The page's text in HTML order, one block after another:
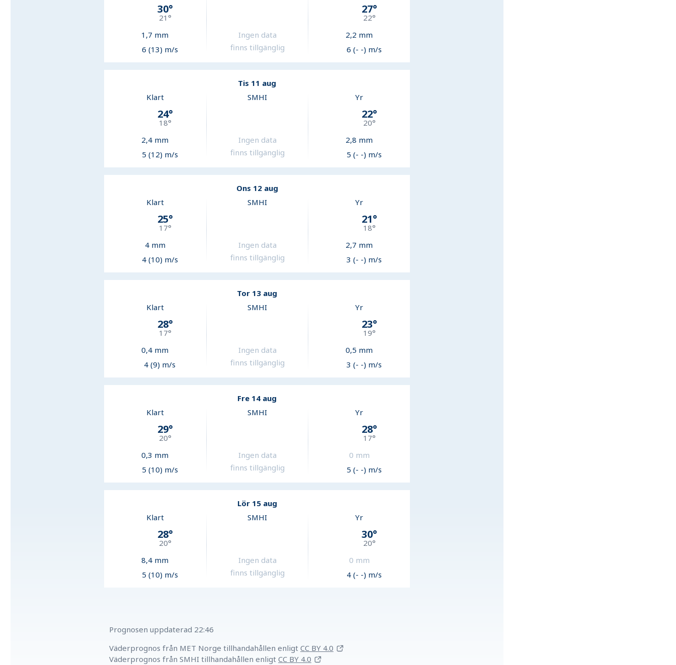
30°
21 °
1,7 mm
6 (13) m/s
Ingen data
finns tillgänglig
27°
22°
2,2 mm
6 (- -) m/s
Tis 11 aug
Klart
24°
18°
2,4 mm
5 (12) m/s
SMHI
Ingen data
finns tillgänglig
Yr
22°
20°
2,8 mm
5 (- -) m/s
Ons 12 aug
Klart
25°
17°
4mm
4 (10) m/s
SMHI
Ingen data
finns tillgänglig
Yr
21°
18°
2,7 mm
3 (- -) m/s
Tor 13 aug
Klart
28°
17°
0,4 mm
4 (9) m/s
SMHI
Ingen data
finns tillgänglig
Yr
23°
19°
0,5 mm
3 (- -) m/s
Fre 14 aug
Klart
29°
20°
0,3 mm
5 (10) m/s
SMHI
Ingen data
finns tillgänglig
Yr
28°
17°
0 mm
5 (- -) m/s
Lör 15 aug
Klart
28°
20°
8,4 mm
5 (10) m/s
SMHI
Ingen data
finns tillgänglig
Yr
30°
20°
0 mm
4 (- -) m/s
Prognosen uppdaterad 22:46
Väderprognos från MET Norge tillhandahållen enligt CC BY 4.0
Väderprognos från SMHI tillhandahållen enligt CC BY 4.0